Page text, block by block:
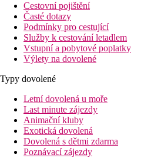
Cestovní pojištění
Časté dotazy
Podmínky pro cestující
Služby k cestování letadlem
Vstupní a pobytové poplatky
Výlety na dovolené
Typy dovolené
Letní dovolená u moře
Last minute zájezdy
Animační kluby
Exotická dovolená
Dovolená s dětmi zdarma
Poznávací zájezdy